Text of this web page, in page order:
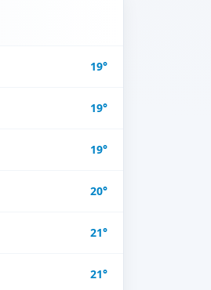
19°
19°
19°
20°
21°
21°